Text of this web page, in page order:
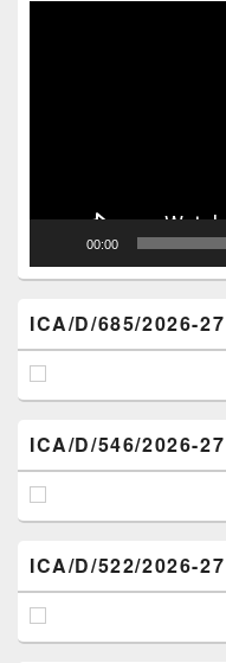
00:00
ICA/D/685/2026-27
ICA/D/546/2026-27
ICA/D/522/2026-27